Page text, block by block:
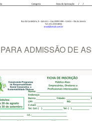
ADMISSÃO DE